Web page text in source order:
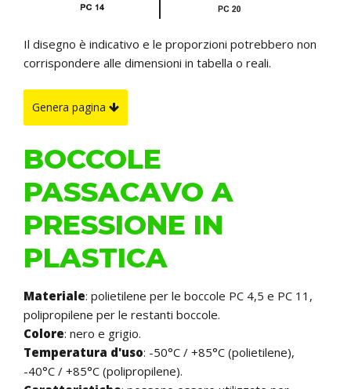
Il disegno è indicativo e le proporzioni potrebbero non
corrispondere alle dimensioni in tabella o reali.
Genera pagina
BOCCOLE
PASSACAVO A
PRESSIONE IN
PLASTICA
Materiale: polietilene per le boccole PC 4,5 e PC 11,
polipropilene per le restanti boccole.
Colore: nero e grigio.
Temperatura d'uso: -50°C / +85°C (polietilene),
-40°C / +85°C (polipropilene).